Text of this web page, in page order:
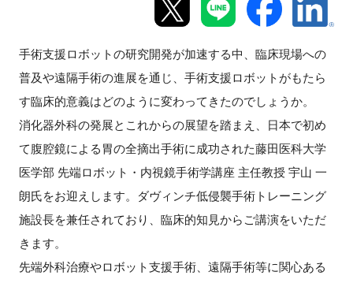
イベント
プログラム
インタビュー・コラム
ニュース・掲示板
LINK-Jを知る
手術支援ロボットの研究開発が加速する中、臨床現場への
普及や遠隔手術の進展を通じ、手術支援ロボットがもたら
す臨床的意義はどのように変わってきたのでしょうか。
消化器外科の発展とこれからの展望を踏まえ、日本で初め
て腹腔鏡による胃の全摘出手術に成功された藤田医科大学
医学部 先端ロボット・内視鏡手術学講座 主任教授 宇山 一
朗氏をお迎えします。ダヴィンチ低侵襲手術トレーニング
施設長を兼任されており、臨床的知見からご講演をいただ
きます。
先端外科治療やロボット支援手術、遠隔手術等に関心ある